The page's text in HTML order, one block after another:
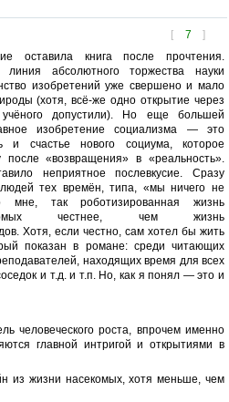
[ 7 ]
оставила книга после прочтения.
абсолютного торжества науки
изобретений уже свершено и мало
(хотя, всё-же одно открытие через
учёного допустили). Но еще большей
изобретение социализма — это
и счастье нового социума, которое
после «возвращения» в «реальность».
неприятное послевкусие. Сразу
тех времён, типа, «мы ничего не
так роботизированная жизнь
насекомых честнее, чем жизнь
Хотя, если честно, сам хотел бы жить
показан в романе: среди читающих
находящих время для всех
и т.д. и т.п. Но, как я понял — это и
человеческого роста, впрочем именно
главной интригой и открытиями в
из жизни насекомых, хотя меньше, чем